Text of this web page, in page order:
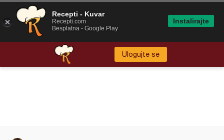
Ulogujte se
Recepti - Kuvar
Recepti.com
Besplatna - Google Play
Instalirajte